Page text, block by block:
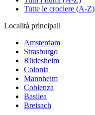
Tutte le crociere (A-Z)
Località principali
Amsterdam
Strasburgo
Rüdesheim
Colonia
Mannheim
Coblenza
Basilea
Breisach